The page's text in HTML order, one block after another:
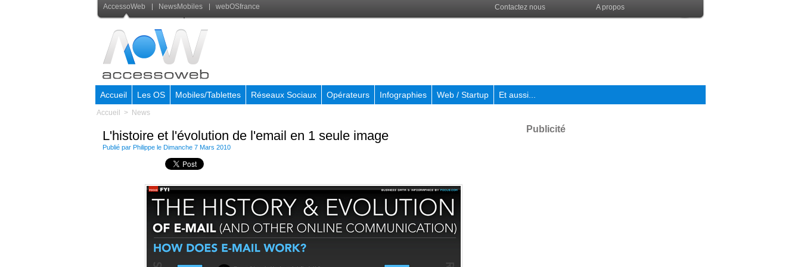
AccessoWeb NewsMobiles webOSfrance Contactez nous A propos
Accueil Les OS Mobiles/Tablettes Réseaux Sociaux Opérateurs Infographies Web / Startup Et aussi...
Accueil > News
L'histoire et l'évolution de l'email en 1 seule image
Publié par Philippe le Dimanche 7 Mars 2010
Publicité